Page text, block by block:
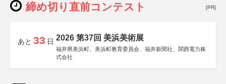
締め切り直前コンテスト [PR]
あと 33 日 2026 第37回 美浜美術展
福井県美浜町、美浜町教育委員会、福井新聞社、関西電力株
式会社